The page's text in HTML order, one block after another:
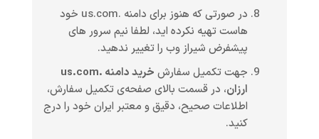
در صورتی که هنوز برای دامنه .us.com خود
هاست تهیه نکرده اید، لطفا نیم سرور های
پیشفرض شیراز وب را تغییر ندهید.
جهت تکمیل سفارش
خرید دامنه .us.com
ارزان، در قسمت بالای صفحه‌ی تکمیل سفارش،
اطلاعات صحیح، دقیق و معتبر ایران خود را درج
کنید.